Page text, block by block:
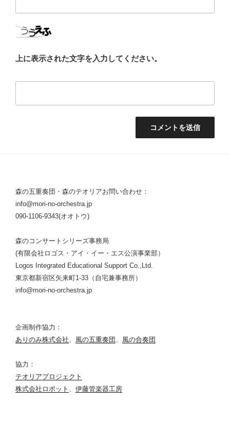
上に表示された文字を入力してください。
森の五重奏団・森のテオリアお問い合わせ：
info@mori-no-orchestra.jp
090-1106-9343(オオトウ)
森のコンサートシリーズ事務局
(有限会社ロゴス・アイ・イー・エス公演事業部）
Logos Integrated Educational Support Co.,Ltd.
東京都新宿区矢来町1-33（自宅兼事務所）
info@mori-no-orchestra.jp
企画制作協力：
ありのみ株式会社、 風の五重奏団 、 風の合奏団
協力：
テオリアプロジェクト
株式会社ロボット 、 伊藤管楽器工房